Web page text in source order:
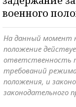
военного
На данный момент
положение
ответственность
требований режима
положения, и
законодательного